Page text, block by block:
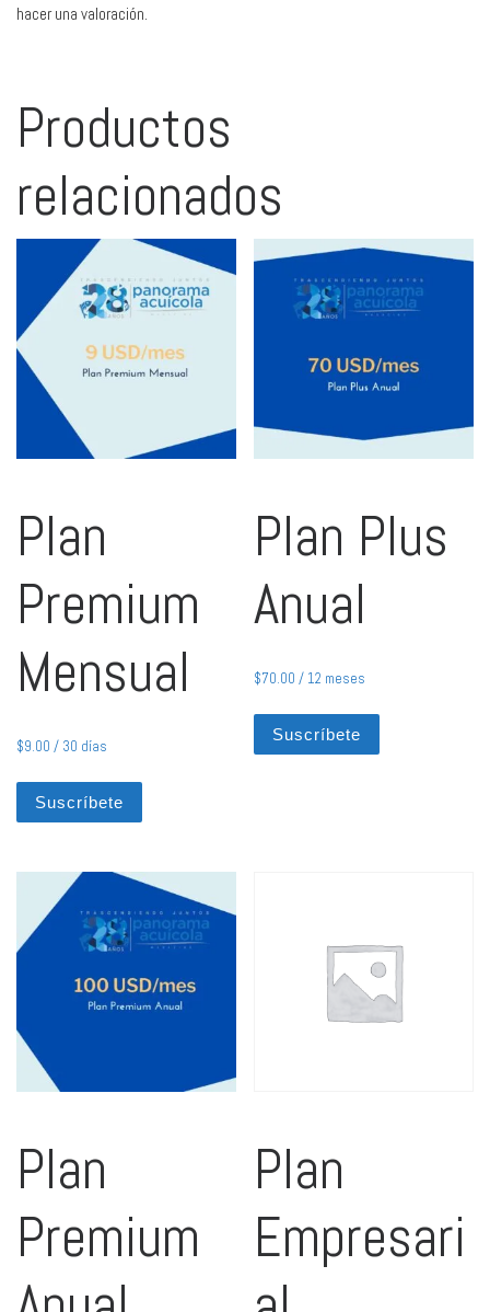
hacer una valoración.
Productos
relacionados
Plan
Premium
Mensual
$9.00 / 30 días
Suscríbete
Plan Plus
Anual
$70.00 / 12 meses
Suscríbete
Plan
Premium
Plan
Empresari